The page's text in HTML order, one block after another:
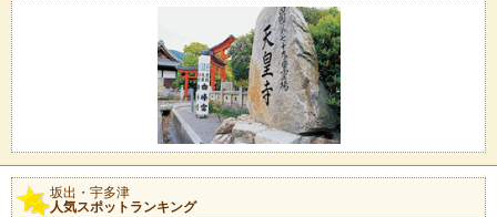
坂出・宇多津
人気スポットランキング